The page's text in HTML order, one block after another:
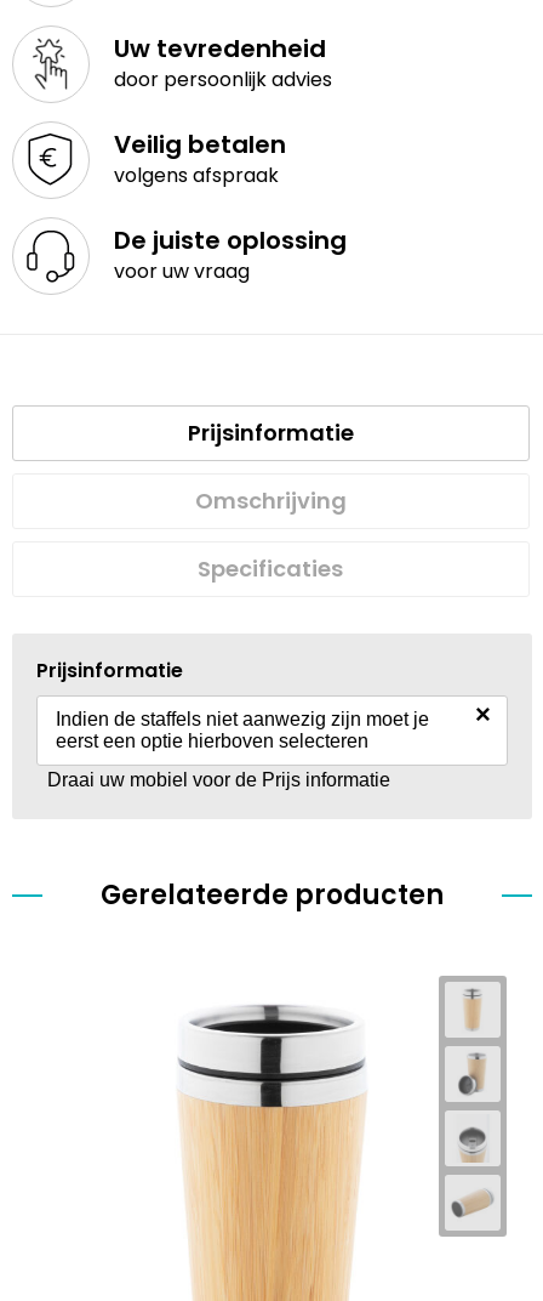
Uw tevredenheid
door persoonlijk advies
Veilig betalen
volgens afspraak
De juiste oplossing
voor uw vraag
Prijsinformatie
Omschrijving
Specificaties
Prijsinformatie
Indien de staffels niet aanwezig zijn moet je
eerst een optie hierboven selecteren
×
Draai uw mobiel voor de Prijs informatie
Gerelateerde producten